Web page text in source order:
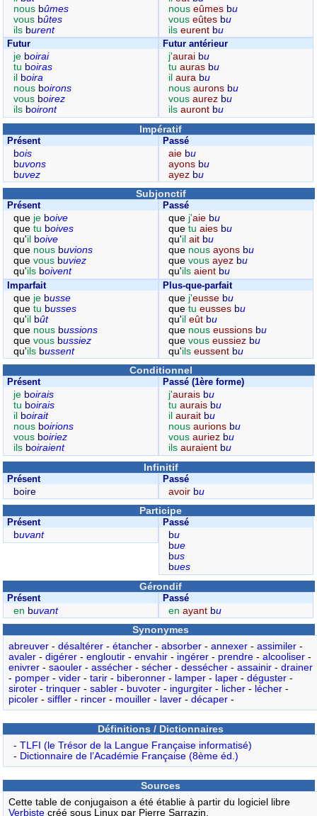
nous bûmes
vous bûtes
ils burent
nouseûmes bu
vouseûtes bu
ilseurent bu
Futur
je boirai
tu boiras
il boira
nous boirons
vous boirez
ils boiront
Futur antérieur
j'aurai bu
tuauras bu
ilaura bu
nousaurons bu
vousaurez bu
ilsauront bu
Impératif
Présent
bois
buvons
buvez
Passé
aie bu
ayons bu
ayez bu
Subjonctif
Présent
que je boive
que tu boives
qu'il boive
que nous buvions
que vous buviez
qu'ils boivent
Passé
que j'aie bu
quetuaies bu
qu'ilait bu
que nousayons bu
quevousayez bu
qu'ilsaient bu
Imparfait
que je busse
que tu busses
qu'il bût
que nous bussions
que vous bussiez
qu'ils bussent
Plus-que-parfait
que j'eusse bu
quetueusses bu
qu'ileût bu
que nouseussions bu
quevouseussiez bu
qu'ilseussent bu
Conditionnel
Présent
je boirais
tu boirais
il boirait
nous boirions
vous boiriez
ils boiraient
Passé (1ère forme)
j'aurais bu
tuaurais bu
ilaurait bu
nousaurions bu
vousauriez bu
ilsauraient bu
Infinitif
Présent
boire
Passé
avoir bu
Participe
Présent
buvant
Passé
bu
bue
bus
bues
Gérondif
Présent
en buvant
Passé
enayant bu
Synonymes
abreuver- désaltérer- étancher- absorber- annexer- assimiler-
avaler- digérer- engloutir- envahir- ingérer- prendre- alcooliser-
enivrer- saouler- assécher- sécher- dessécher- assainir- drainer
- pomper- vider- tarir- biberonner- lamper- laper- déguster-
siroter- trinquer- sabler- buvoter- ingurgiter- licher- lécher-
picoler- siffler- rincer- mouiller- laver- décaper-
Définitions / Dictionnaires
- TLFI (le Trésor de la Langue Française informatisé)
- Dictionnaire de l’Académie Française (8ème éd.)
Sources
Cette table de conjugaison a été établie à partir du logiciel libre
Verbistecréé sous Linux par Pierre Sarrazin,